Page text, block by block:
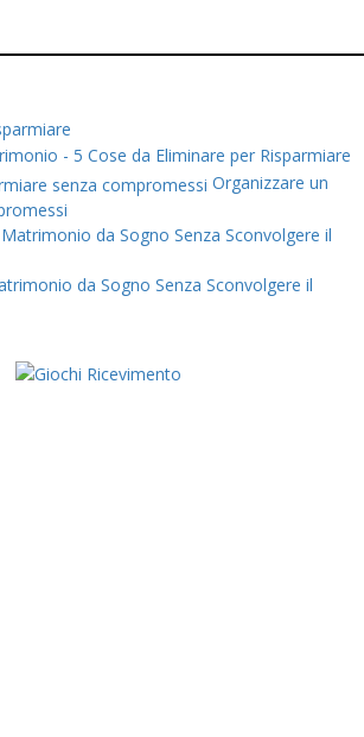
- 5 Cose da Eliminare per Risparmiare
Organizzare un
da Sogno Senza Sconvolgere il